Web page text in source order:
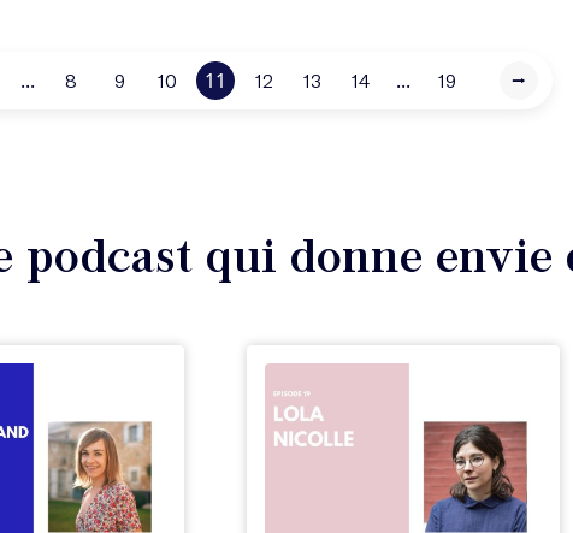
... 8 9 10 11 12 13 14 ... 19 ⭢
podcast qui donne envie